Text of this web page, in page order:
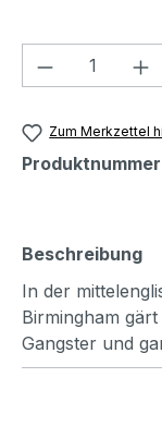
Produkt
Zum Merkzettel
Beschreibung
In der
Birmingham
Gangster und